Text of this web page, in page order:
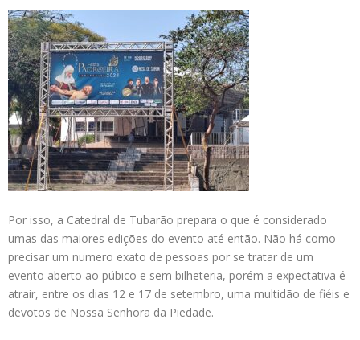
Por isso, a Catedral de Tubarão prepara o que é considerado
umas das maiores edições do evento até então. Não há como
precisar um numero exato de pessoas por se tratar de um
evento aberto ao púbico e sem bilheteria, porém a expectativa é
atrair, entre os dias 12 e 17 de setembro, uma multidão de fiéis e
devotos de Nossa Senhora da Piedade.